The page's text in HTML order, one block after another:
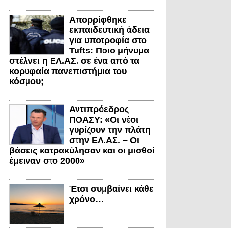
Απορρίφθηκε
εκπαιδευτική άδεια
για υποτροφία στο
Tufts: Ποιο μήνυμα
στέλνει η ΕΛ.ΑΣ. σε ένα από τα
κορυφαία πανεπιστήμια του
κόσμου;
Αντιπρόεδρος
ΠΟΑΣΥ: «Οι νέοι
γυρίζουν την πλάτη
στην ΕΛ.ΑΣ. – Οι
βάσεις κατρακύλησαν και οι μισθοί
έμειναν στο 2000»
Έτσι συμβαίνει κάθε
χρόνο…